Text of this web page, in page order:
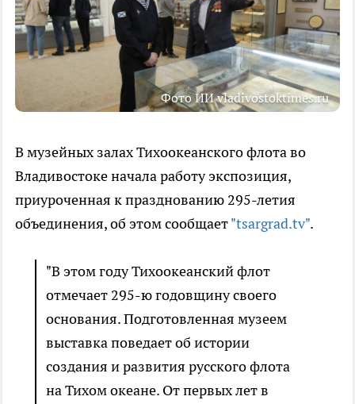
Фото ИИ vladivostoktimes.ru
В музейных залах Тихоокеанского флота во
Владивостоке начала работу экспозиция,
приуроченная к празднованию 295-летия
объединения, об этом сообщает"tsargrad.tv".
"В этом году Тихоокеанский флот
отмечает 295-ю годовщину своего
основания. Подготовленная музеем
выставка поведает об истории
создания и развития русского флота
на Тихом океане. От первых лет в